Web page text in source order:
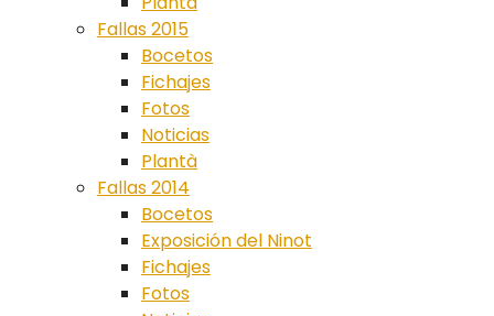
Fallas 2015
Bocetos
Fichajes
Fotos
Noticias
Plantà
Fallas 2014
Bocetos
Exposición del Ninot
Fichajes
Fotos